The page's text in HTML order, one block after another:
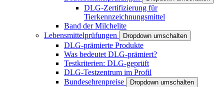
DLG-Zertifizierung für
Tierkennzeichnungsmittel
Band der Milchelite
Lebensmittelprüfungen
Dropdown umschalten
DLG-prämierte Produkte
Was bedeutet DLG-prämiert?
Testkriterien: DLG-geprüft
DLG-Testzentrum im Profil
Bundesehrenpreise
Dropdown umschalten